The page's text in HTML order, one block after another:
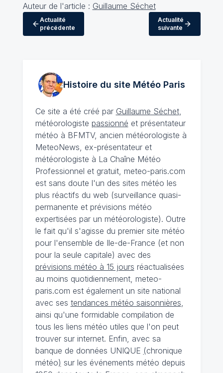
Auteur de l'article : Guillaume Séchet
Actualité
précédente
Actualité
suivante
Histoire du site MétéoParis
Ce site a été créé par Guillaume Séchet,
météorologiste passionné et présentateur
météo à BFMTV, ancien météorologiste à
MeteoNews, ex-présentateur et
météorologiste à La Chaîne Météo
Professionnel et gratuit, meteo-paris.com
est sans doute l'un des sites météo les
plus réactifs du web (surveillance quasi-
permanente et prévisions météo
expertisées par un météorologiste). Outre
le fait qu'il s'agisse du premier site météo
pour l'ensemble de Ile-de-France (et non
pour la seule capitale) avec des
prévisions météo à 15 jours réactualisées
au moins quotidiennement, meteo-
paris.com est également un site national
avec ses tendances météo saisonnières
ainsi qu'une formidable compilation de
tous les liens météo utiles que l'on peut
trouver sur internet. Enfin, avec sa
banque de données UNIQUE (chronique
météo) sur les événements météo depuis